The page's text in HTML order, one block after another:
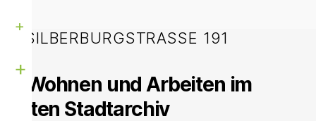
Teaser
SILBERBURGSTRASSE 191
Wohnen und Arbeiten im
alten Stadtarchiv